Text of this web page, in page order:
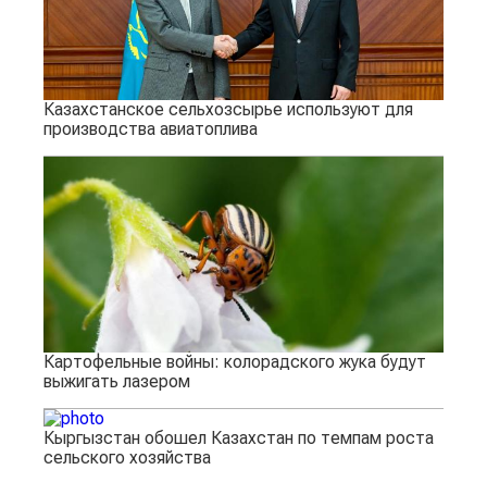
Казахстанское сельхозсырье используют для
производства авиатоплива
Картофельные войны: колорадского жука будут
выжигать лазером
Кыргызстан обошел Казахстан по темпам роста
сельского хозяйства